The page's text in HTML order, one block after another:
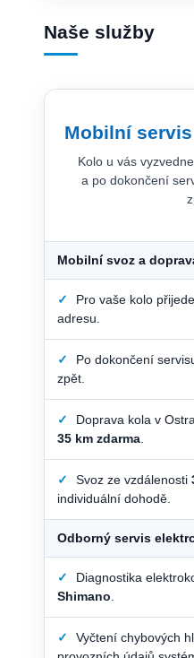
Naše služby
Mobilní
Kolo u vás
a po dokončení
Mobilní svoz a
✓
Pro vaše kolo
adresu.
✓
Po dokončení
zpět.
✓
Doprava kola v
35 km zdarma
✓ Svoz ze vzdálenosti
individuální dohodě.
Odborný servis
✓ Diagnostika
Shimano
✓
Vyčtení chybových